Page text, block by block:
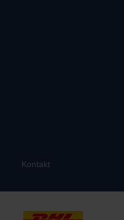
Kontakt